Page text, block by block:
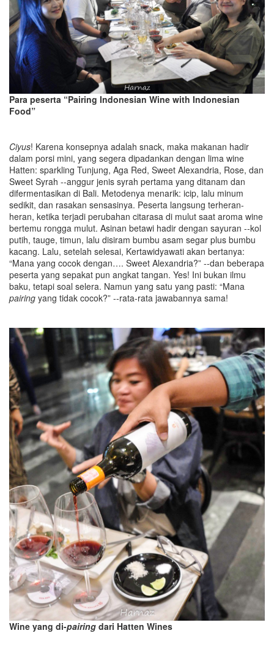
Para peserta “Pairing Indonesian Wine with Indonesian
Food”
Ciyus! Karena konsepnya adalah snack, maka makanan hadir
dalam porsi mini, yang segera dipadankan dengan lima wine
Hatten: sparkling Tunjung, Aga Red, Sweet Alexandria, Rose, dan
Sweet Syrah --anggur jenis syrah pertama yang ditanam dan
difermentasikan di Bali. Metodenya menarik: icip, lalu minum
sedikit, dan rasakan sensasinya. Peserta langsung terheran-
heran, ketika terjadi perubahan citarasa di mulut saat aroma wine
bertemu rongga mulut. Asinan betawi hadir dengan sayuran --kol
putih, tauge, timun, lalu disiram bumbu asam segar plus bumbu
kacang. Lalu, setelah selesai, Kertawidyawati akan bertanya:
“Mana yang cocok dengan…. Sweet Alexandria?” --dan beberapa
peserta yang sepakat pun angkat tangan. Yes! Ini bukan ilmu
baku, tetapi soal selera. Namun yang satu yang pasti: “Mana
pairing yang tidak cocok?” --rata-rata jawabannya sama!
Wine yang di-pairing dari Hatten Wines